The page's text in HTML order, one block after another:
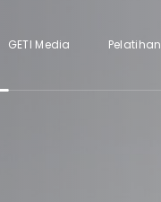
GETI Media Pelatihan